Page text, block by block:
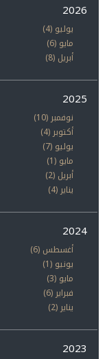
2026
يوليو (4)
مايو (6)
أبريل (8)
2025
نوفمبر (10)
أكتوبر (4)
يوليو (7)
مايو (1)
أبريل (2)
يناير (4)
2024
أغسطس (6)
يونيو (1)
مايو (3)
فبراير (6)
يناير (2)
2023